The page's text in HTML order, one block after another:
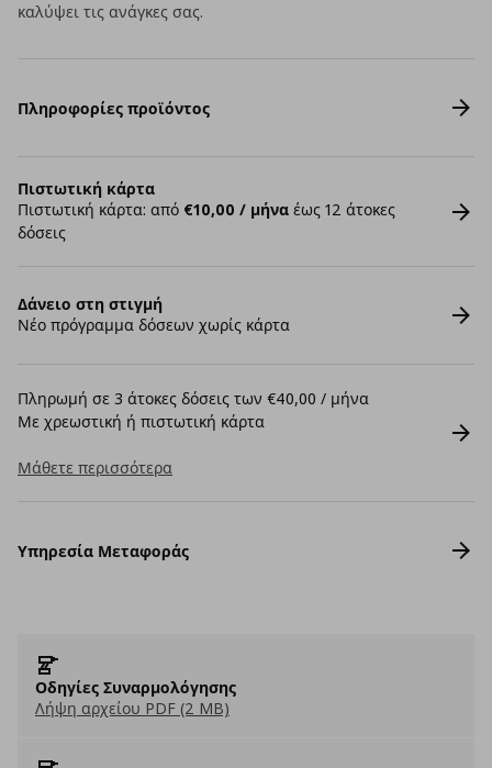
καλύψει τις ανάγκες σας.
Πληροφορίες προϊόντος
Πιστωτική κάρτα
Πιστωτική κάρτα: από €10,00 / μήνα έως 12 άτοκες
δόσεις
Δάνειο στη στιγμή
Νέο πρόγραμμα δόσεων χωρίς κάρτα
Πληρωμή σε 3 άτοκες δόσεις των €40,00 / μήνα
Με χρεωστική ή πιστωτική κάρτα
Μάθετε περισσότερα
Υπηρεσία Μεταφοράς
Οδηγίες Συναρμολόγησης
Λήψη αρχείου PDF (2 MB)